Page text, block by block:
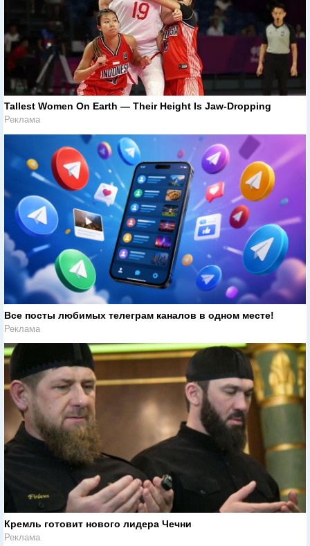
Tallest Women On Earth — Their Height Is Jaw-Dropping
Реклама
Все посты любимых телеграм каналов в одном месте!
Реклама
Кремль готовит нового лидера Чечни
Реклама